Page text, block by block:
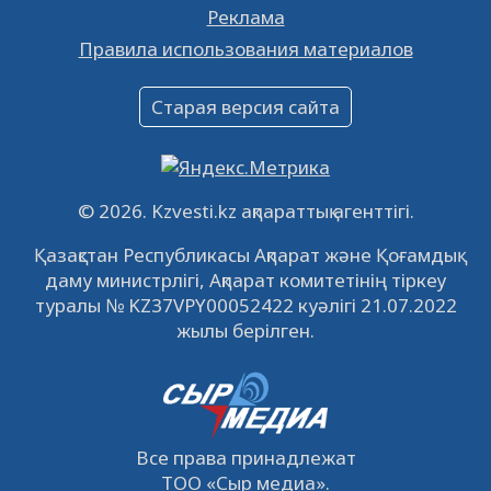
16.12.2022 61063
Объявление
09.12.2022
Свободные рабочие места
встречу с инвесторами в Кызылорде 22
ноября
21.11.2022 14952 0
© 2026. Kzvesti.kz ақпараттық агенттігі.
Қазақстан Республикасы Ақпарат және Қоғамдық
даму министрлігі, Ақпарат комитетінің тіркеу
туралы № KZ37VPY00052422 куәлігі 21.07.2022
жылы берілген.
Все права принадлежат
ТОО «Сыр медиа».
Реклама
Правила использования материалов
Старая версия сайта